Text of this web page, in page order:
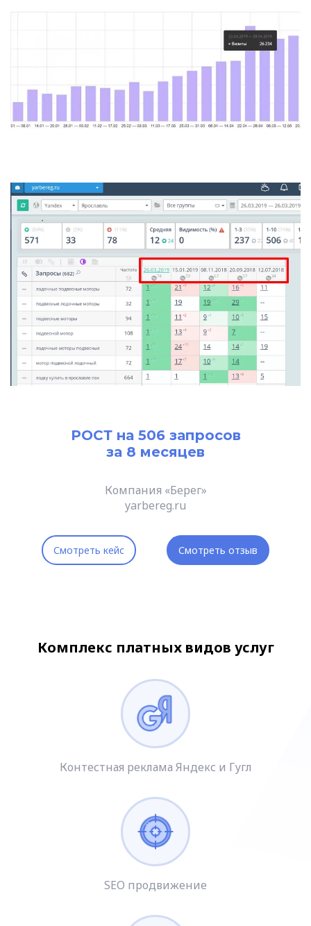
РОСТ на 506 запросов
за 8 месяцев
Компания «Берег»
yarbereg.ru
Смотреть кейс Смотреть отзыв
Комплекс платных видов услуг
Контестная реклама Яндекс и Гугл
SEO продвижение